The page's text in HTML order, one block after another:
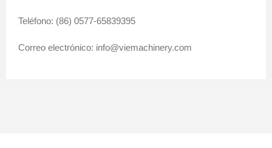
Teléfono: (86) 0577-65839395
Correo electrónico: info@viemachinery.com